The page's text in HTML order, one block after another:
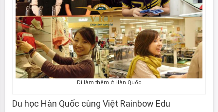
Đi làm thêm ở Hàn Quốc
Du học Hàn Quốc cùng Việt Rainbow Edu